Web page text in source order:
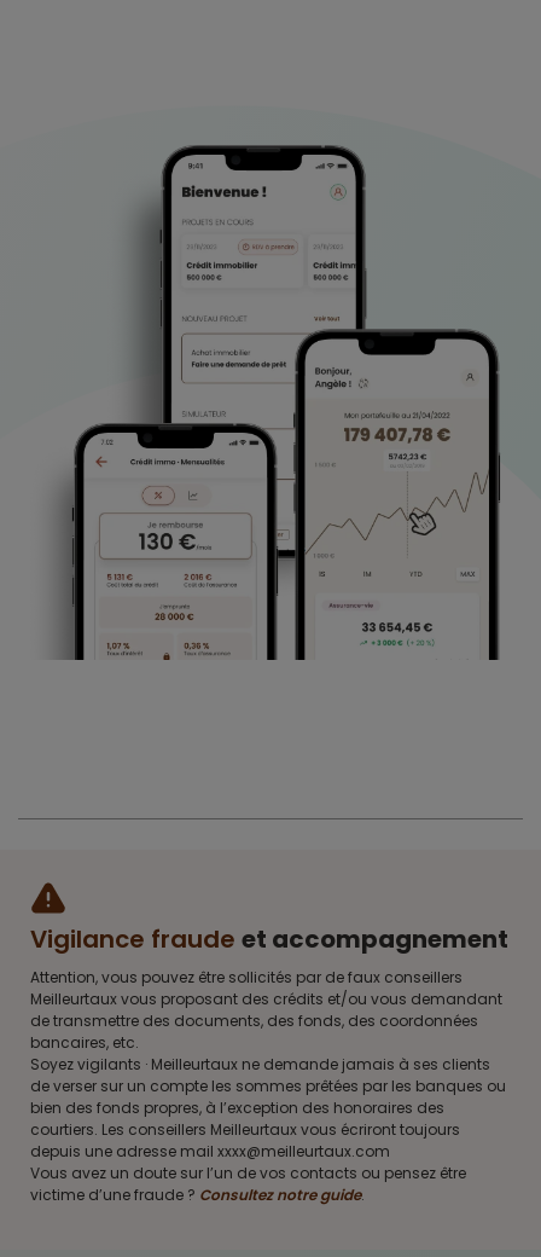
Vigilance fraude et accompagnement
Attention, vous pouvez être sollicités par de faux conseillers
Meilleurtaux vous proposant des crédits et/ou vous demandant
de transmettre des documents, des fonds, des coordonnées
bancaires, etc.
Soyez vigilants · Meilleurtaux ne demande jamais à ses clients
de verser sur un compte les sommes prêtées par les banques ou
bien des fonds propres, à l’exception des honoraires des
courtiers. Les conseillers Meilleurtaux vous écriront toujours
depuis une adresse mail xxxx@meilleurtaux.com
Vous avez un doute sur l’un de vos contacts ou pensez être
victime d’une fraude ? Consultez notre guide.